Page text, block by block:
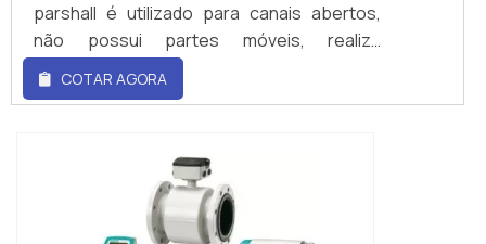
parshall é utilizado para canais abertos,
não possui partes móveis, realiza
medições precisas e totalização de
processos.Tem como princípio de medição
Efluentes e esgotos; - Água
Bruta.Características: - Sem contato com o
fluído; - Livre de manutenção; - Fácil
COTAR AGORA